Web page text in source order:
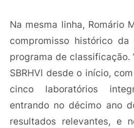
Na mesma linha, Romário
compromisso histórico
programa de classificação.
SBRHVI desde o início,
cinco laboratórios
entrando no décimo ano
resultados relevantes, e